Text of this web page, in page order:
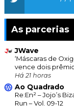
As parcerias
JWave
‘Máscaras de
vence dois
Há 21 horas
Ao Quadrado
Re:En² – Jojo’s
Run – Vol. 09-12